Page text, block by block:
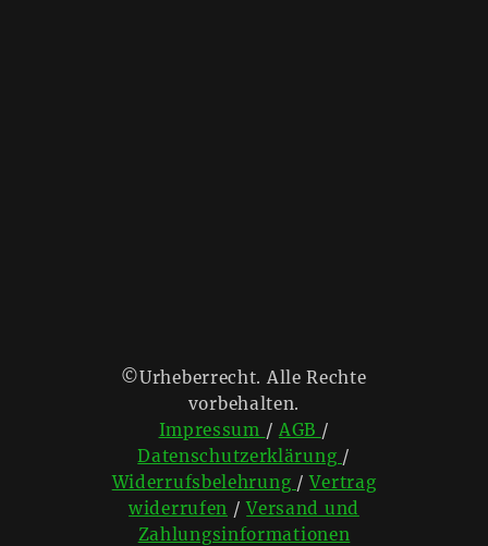
©Urheberrecht. Alle Rechte
vorbehalten.
Impressum / AGB /
Datenschutzerklärung /
Widerrufsbelehrung /Vertrag
widerrufen /Versand und
Zahlungsinformationen